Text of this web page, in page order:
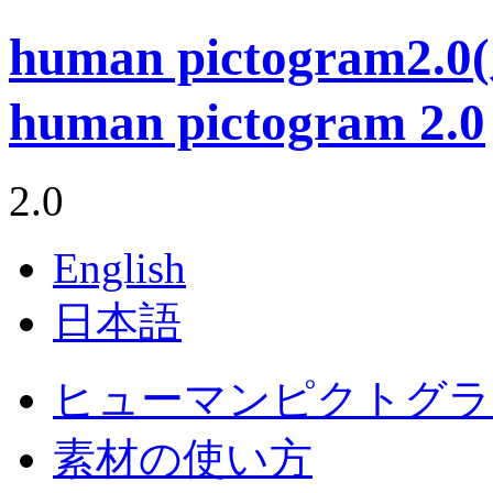
human
human pictogram 2.0
2.0
English
日本語
ヒューマンピクトグ
素材の使い方